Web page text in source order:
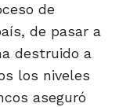
de
de pasar a
destruido a
los niveles
aseguró